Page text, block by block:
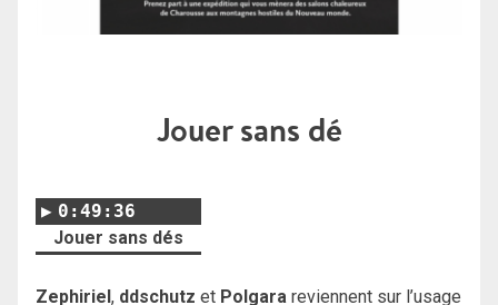
Jouer sans dé
0:49:36
Jouer sans dés
Zephiriel, ddschutz et Polgara reviennent sur l’usage